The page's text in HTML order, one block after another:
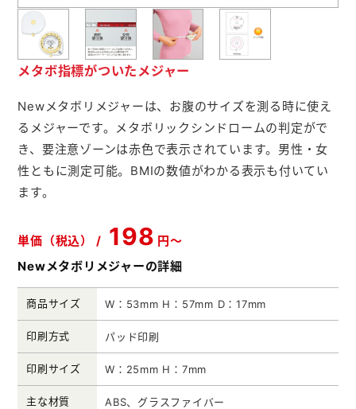
ポケットティッシュ本舗
カレンダー本舗
カイロ本舗
キャンディー本舗
ボックスティッシュ本舗
クリアファイル本舗
ウェットティッシュ本舗
うちわ本舗
扇子本舗
ノベルティグッズ本舗
メタボ指標がついたメジャー
Newメタボリメジャーは、お腹のサイズを測る時に使え
るメジャーです。メタボリックシンドロームの判定がで
き、要注意ゾーンは赤色で表示されています。男性・女
性ともに測定可能。BMIの数値がわかる表示も付いてい
ます。
単価（税込） / 198 円～
Newメタボリメジャーの詳細
商品サイズ W：53mm H：57mm D：17mm
印刷方式 パッド印刷
印刷サイズ W：25mm H：7mm
主な材質 ABS、グラスファイバー